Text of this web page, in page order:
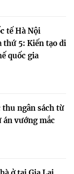
tế Hà Nội
thứ 5: Kiến tạo di
quốc gia
ngân sách từ
án vướng mắc